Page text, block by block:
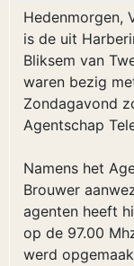
Hedenmorgen,
is de uit
Bliksem van
waren bezig
Zondagavond
Agentschap
Namens het
Brouwer
agenten heeft
op de 97.00
werd